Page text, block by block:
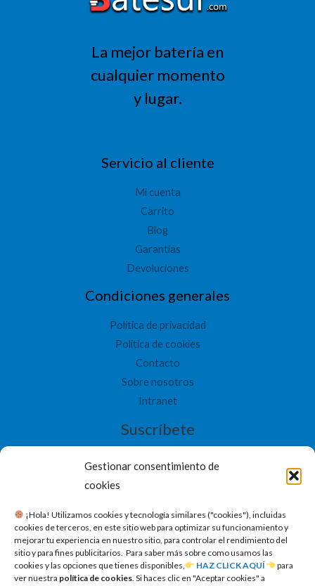
Gestionar consentimiento de
cookies
​ ¡Hola! Utilizamos cookies y tecnología similares ("cookies"), incluidas
cookies de terceros, en este sitio web para optimizar su funcionamiento y
mejorar tu experiencia en nuestro sitio, para controlar el rendimiento del
sitio y para fines publicitarios. Para saber más sobre como usamos las
cookies y las opciones que tienes disponibles,
HAZ CLICK AQUÍ
para
ver nuestra política de cookies. Si haces clic en "Aceptar cookies" a
La mejor batería en
cualquier momento
y lugar.
Servicio al cliente
Mi cuenta
Carrito
Blog
Garantías
Devoluciones
Condiciones generales
Política de privacidad
Política de cookies
Contacto
Sobre nosotros
Intranet
Suscríbete
SUSCRIBETE